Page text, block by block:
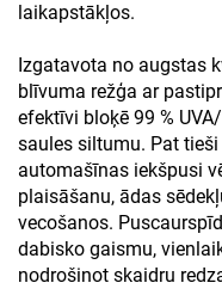
laikapstākļos.
Izgatavota no augstas
blīvuma režģa ar
efektīvi bloķē 99 %
saules siltumu. Pat
automašīnas iekšpusi
plaisāšanu, ādas
vecošanos.
dabisko gaismu,
nodrošinot skaidru